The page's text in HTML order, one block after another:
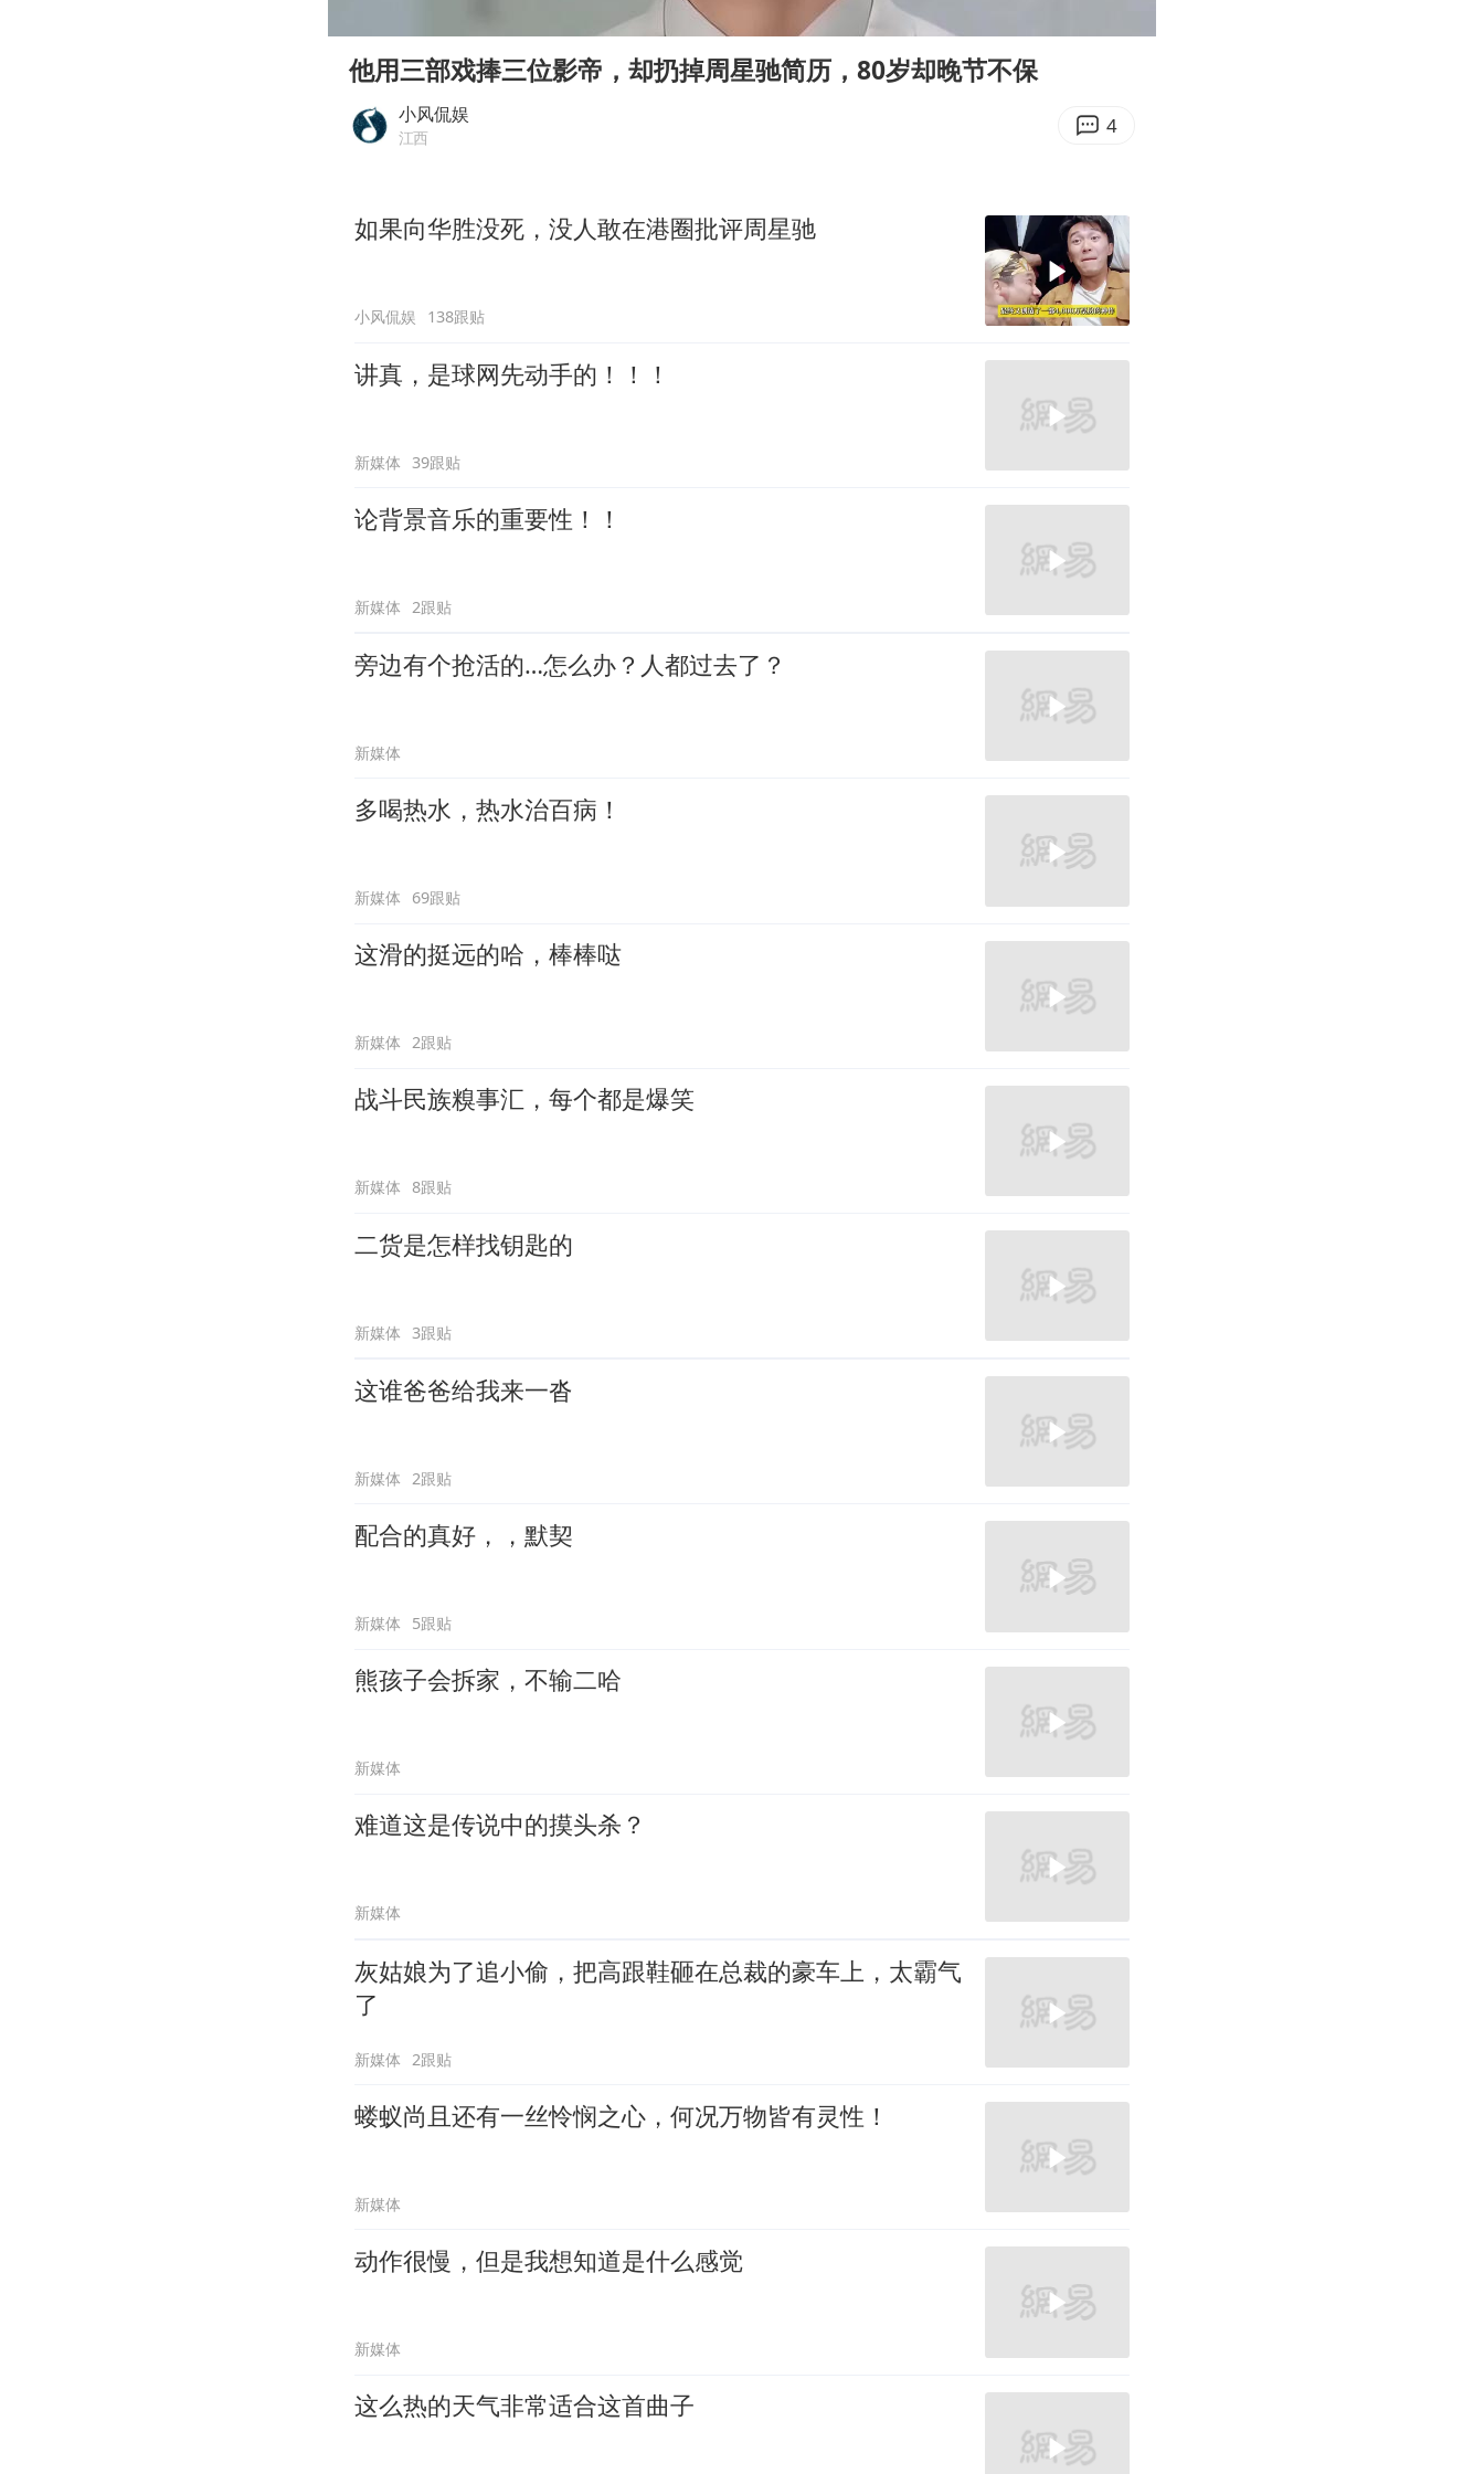
U17国足点球大战淘汰河床晋级决赛
“新疆阿勒泰八月能滑雪”不实
他用三部戏捧三位影帝，却扔掉周星驰简历，80岁却晚节不保
小风侃娱
江西 4
如果向华胜没死，没人敢在港圈批评周星驰
小风侃娱 138跟贴
讲真，是球网先动手的！！！
新媒体 39跟贴
论背景音乐的重要性！！
新媒体 2跟贴
旁边有个抢活的…怎么办？人都过去了？
新媒体
多喝热水，热水治百病！
新媒体 69跟贴
这滑的挺远的哈，棒棒哒
新媒体 2跟贴
战斗民族糗事汇，每个都是爆笑
新媒体 8跟贴
二货是怎样找钥匙的
新媒体 3跟贴
这谁爸爸给我来一沓
新媒体 2跟贴
配合的真好，，默契
新媒体 5跟贴
熊孩子会拆家，不输二哈
新媒体
难道这是传说中的摸头杀？
新媒体
灰姑娘为了追小偷，把高跟鞋砸在总裁的豪车上，太霸气
了
新媒体 2跟贴
蝼蚁尚且还有一丝怜悯之心，何况万物皆有灵性！
新媒体
动作很慢，但是我想知道是什么感觉
新媒体
这么热的天气非常适合这首曲子